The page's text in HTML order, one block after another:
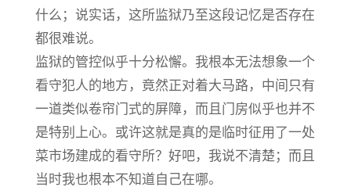
什么；说实话，这所监狱乃至这段记忆是否存在
都很难说。
监狱的管控似乎十分松懈。我根本无法想象一个
看守犯人的地方，竟然正对着大马路，中间只有
一道类似卷帘门式的屏障，而且门房似乎也并不
是特别上心。或许这就是真的是临时征用了一处
菜市场建成的看守所？好吧，我说不清楚；而且
当时我也根本不知道自己在哪。